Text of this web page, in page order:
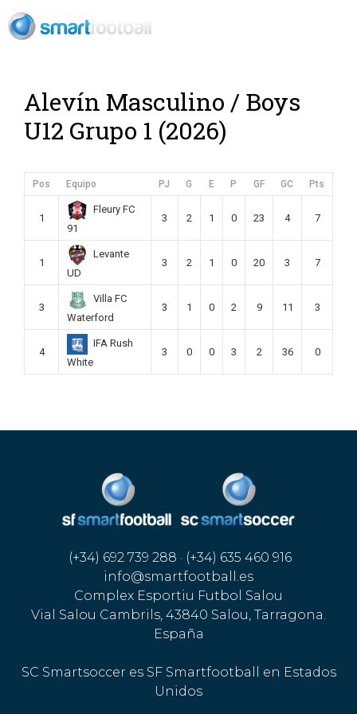
Alevín Masculino / Boys
U12 Grupo 1 (2026)
Pos Equipo PJ G E P GF GC Pts
1
Fleury FC
91
3 2 1 0 23 4 7
1
Levante
UD
3 2 1 0 20 3 7
3
Villa FC
Waterford
3 1 0 2 9 11 3
4
IFA Rush
White
3 0 0 3 2 36 0
(+34) 692 739 288 · (+34) 635 460 916
info@smartfootball.es
Complex Esportiu Futbol Salou
Vial Salou Cambrils, 43840 Salou, Tarragona.
España
SC Smartsoccer es SF Smartfootball en Estados
Unidos